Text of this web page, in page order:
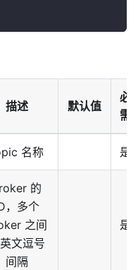
描述 默认值
必
需
名称 是
的
，多个
之间
文逗号
间隔
是